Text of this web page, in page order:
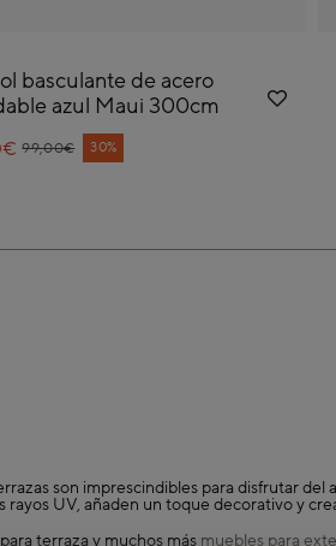
basculante de acero
azul Maui 300cm
Price reduced from
99,00€
to 30%
son imprescindibles para disfrutar
rayos UV, añaden un toque decorativo y
terraza y muchos más muebles para